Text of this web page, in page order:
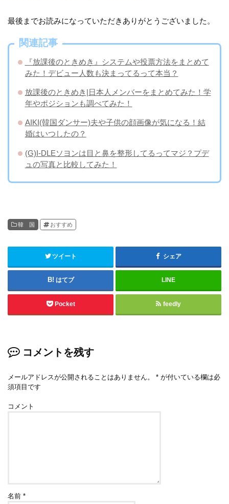
最後までお読みになっていただきありがとうございました。
関連記事
『放課後のときめき』システムや投票方法をまとめて
みた！デビュー人数も決まってるって本当？
放課後のときめき|日本人メンバーをまとめてみた！学
年やポジションも調べてみた！
AIKI(韓国ダンサー)夫や子供の顔画像が気になる！結
婚はいつしたの？
(G)I-DLEソヨンは目と鼻を整形してるってマジ？プデ
ュの写真と比較してみた！
韓 国 おすすめ
ツイート シェア
はてブ LINE
Pocket feedly
コメントを残す
メールアドレスが公開されることはありません。 * が付いている欄は必
須項目です
コメント
名前*